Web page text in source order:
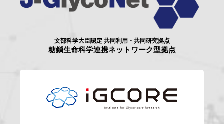
文部科学大臣認定 共同利用・共同研究拠点
糖鎖生命科学連携ネットワーク型拠点